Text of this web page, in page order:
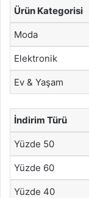
Ürün Kategorisi
Moda
Elektronik
Ev & Yaşam
İndirim Türü
Yüzde 50
Yüzde 60
Yüzde 40